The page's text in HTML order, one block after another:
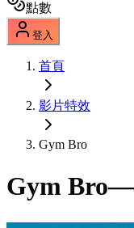
點數
登入
首頁
影片特效
Gym Bro
Gym Bro—